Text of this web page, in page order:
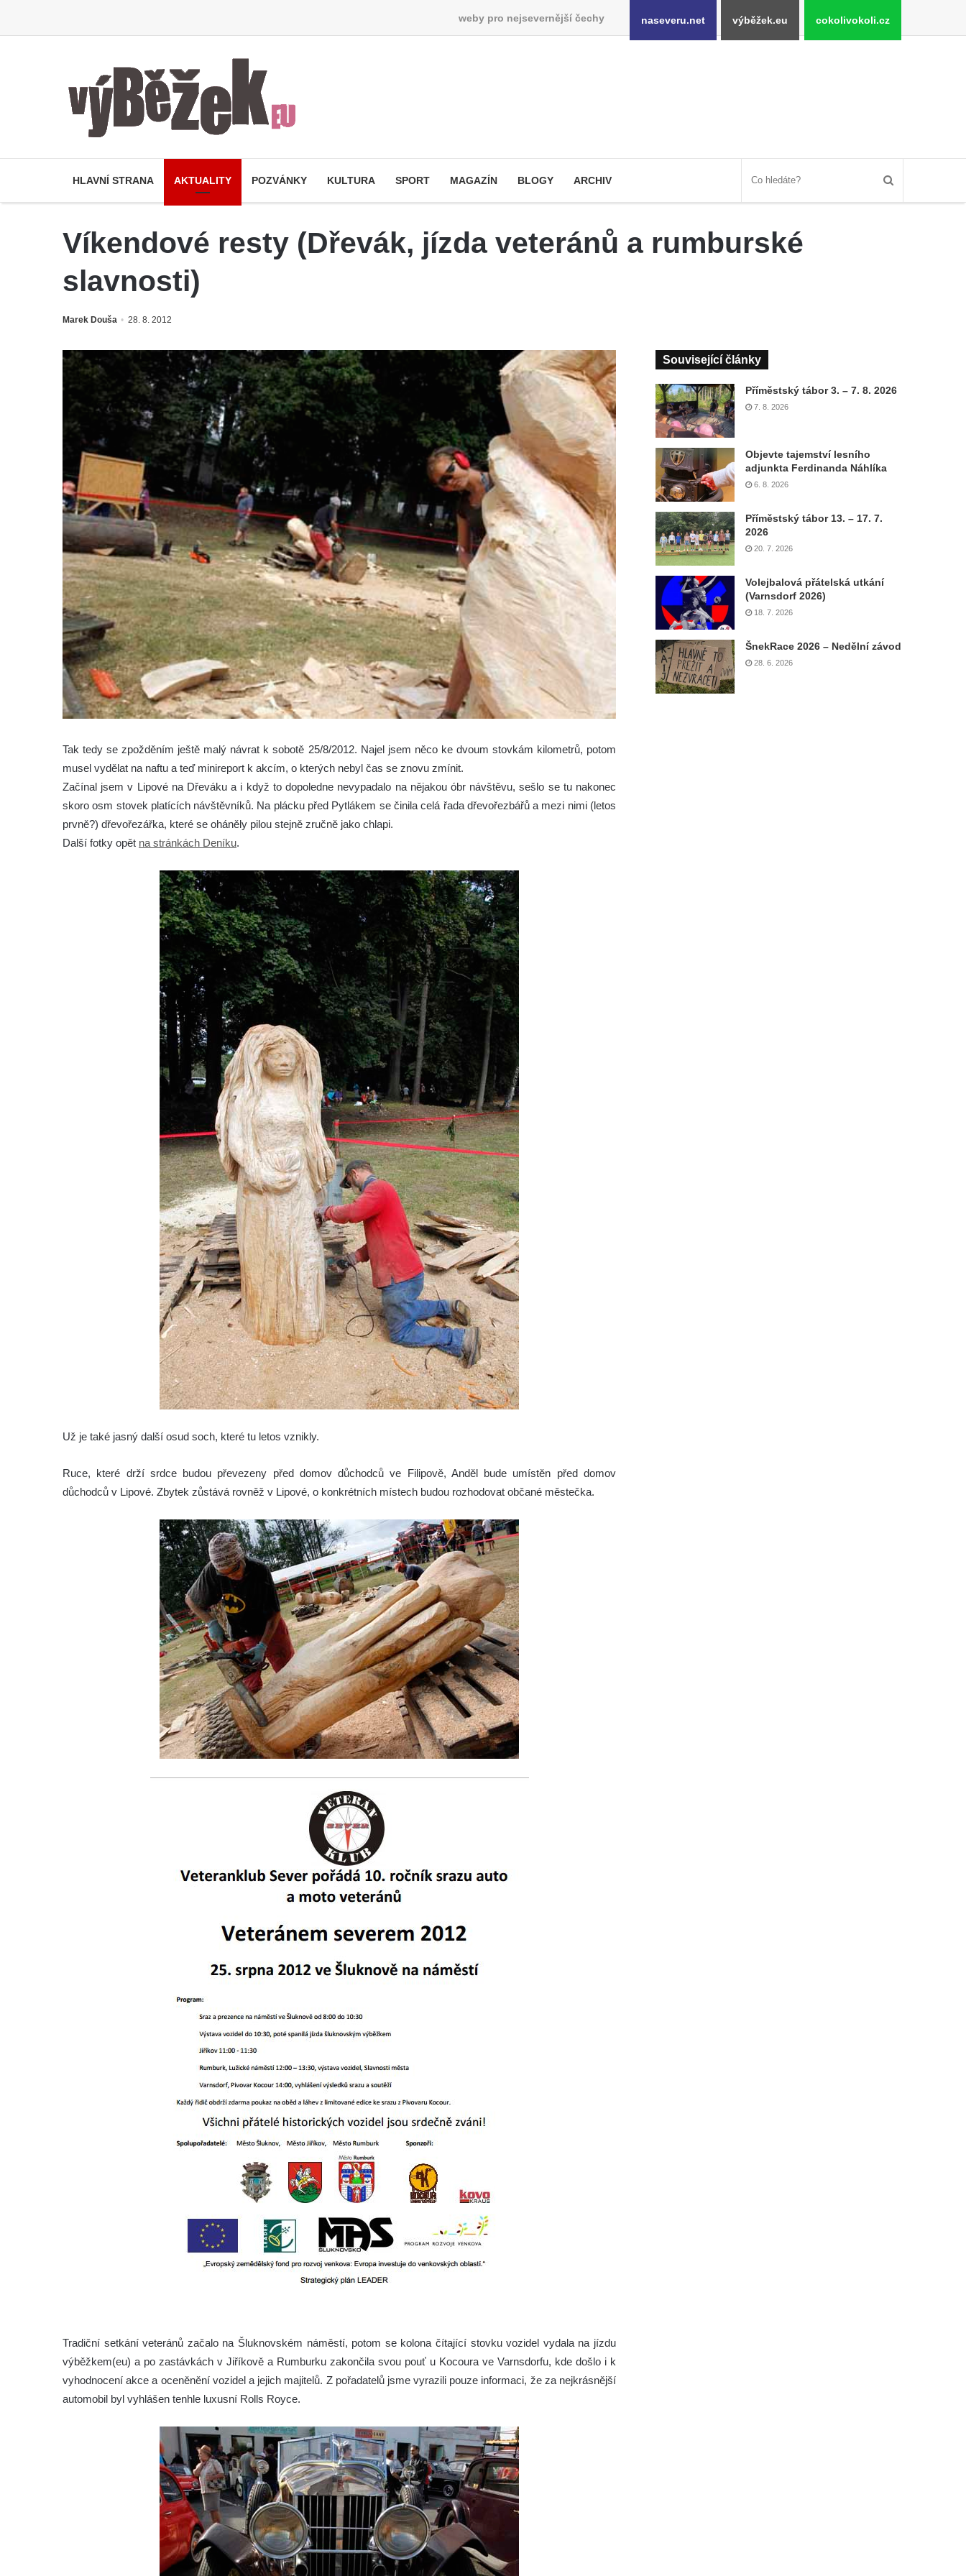
weby pro nejsevernější čechy naseveru.net výběžek.eu cokolivokoli.cz
HLAVNÍ STRANA AKTUALITY POZVÁNKY KULTURA SPORT MAGAZÍN BLOGY ARCHIV
Víkendové resty (Dřevák, jízda veteránů a rumburské
slavnosti)
Marek Douša 28. 8. 2012
Tak tedy se zpožděním ještě malý návrat k sobotě 25/8/2012. Najel jsem něco ke dvoum stovkám kilometrů, potom
musel vydělat na naftu a teď minireport k akcím, o kterých nebyl čas se znovu zmínit.
Začínal jsem v Lipové na Dřeváku a i když to dopoledne nevypadalo na nějakou óbr návštěvu, sešlo se tu nakonec
skoro osm stovek platících návštěvníků. Na plácku před Pytlákem se činila celá řada dřevořezbářů a mezi nimi (letos
prvně?) dřevořezářka, které se oháněly pilou stejně zručně jako chlapi.
Další fotky opět na stránkách Deníku.
Už je také jasný další osud soch, které tu letos vznikly.
Ruce, které drží srdce budou převezeny před domov důchodců ve Filipově, Anděl bude umístěn před domov
důchodců v Lipové. Zbytek zůstává rovněž v Lipové, o konkrétních místech budou rozhodovat občané městečka.
Tradiční setkání veteránů začalo na Šluknovském náměstí, potom se kolona čítající stovku vozidel vydala na jízdu
výběžkem(eu) a po zastávkách v Jiříkově a Rumburku zakončila svou pouť u Kocoura ve Varnsdorfu, kde došlo i k
vyhodnocení akce a oceněnění vozidel a jejich majitelů. Z pořadatelů jsme vyrazili pouze informaci, že za nejkrásnější
automobil byl vyhlášen tenhle luxusní Rolls Royce.
Související články
Příměstský tábor 3. – 7. 8. 2026
7. 8. 2026
Objevte tajemství lesního
adjunkta Ferdinanda Náhlíka
6. 8. 2026
Příměstský tábor 13. – 17. 7.
2026
20. 7. 2026
Volejbalová přátelská utkání
(Varnsdorf 2026)
18. 7. 2026
ŠnekRace 2026 – Nedělní závod
28. 6. 2026